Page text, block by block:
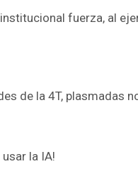
fuerza, al
de la 4T, plasmadas
la IA!